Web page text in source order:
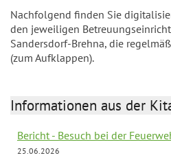
Nachfolgend finden Sie
den jeweiligen
Sandersdorf-Brehna, die
(zum Aufklappen).
Informationen aus der
Bericht - Besuch bei der
25.06.2026